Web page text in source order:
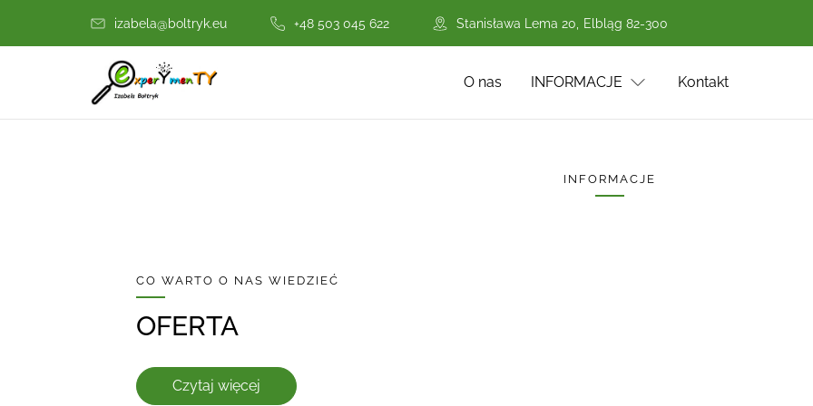
izabela@boltryk.eu +48 503 045 622 Stanisława Lema 20 Elbląg 82-300
O nas INFORMACJE Kontakt
INFORMACJE
CO WARTO O NAS WIEDZIEĆ
OFERTA
Czytaj więcej